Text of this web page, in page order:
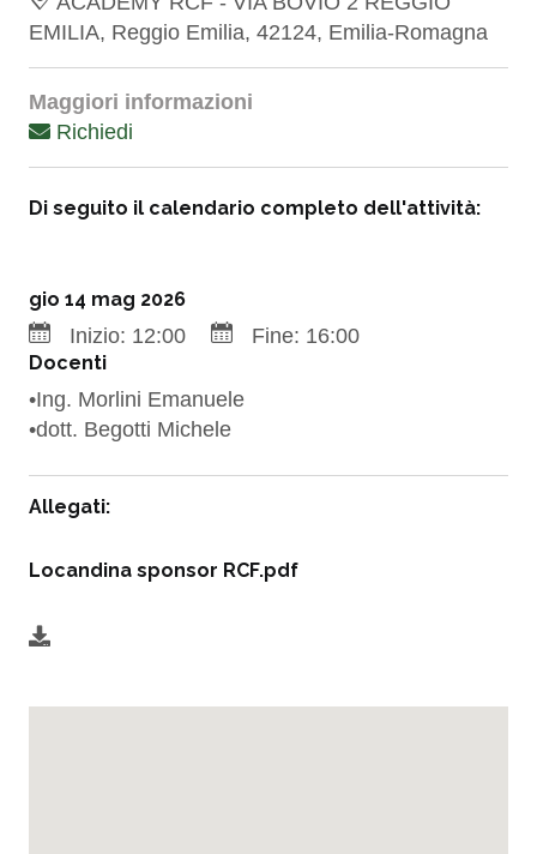
EMILIA, Reggio Emilia, 42124, Emilia-Romagna
Maggiori informazioni
Richiedi
Di seguito il calendario completo dell'attività:
gio 14 mag 2026
Inizio: 12:00 Fine: 16:00
Docenti
•Ing. Morlini Emanuele
•dott. Begotti Michele
Allegati:
Locandina sponsor RCF.pdf